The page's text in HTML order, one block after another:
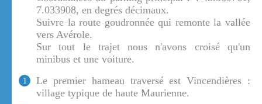
7.033908, en degrés décimaux.
Suivre la route goudronnée qui remonte la vallée
vers Avérole.
Sur tout le trajet nous n'avons croisé qu'un
minibus et une voiture.
1
Le premier hameau traversé est Vincendières :
village typique de haute Maurienne.